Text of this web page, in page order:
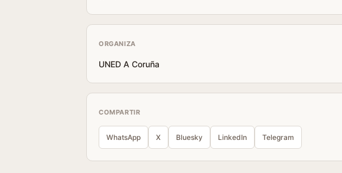
ORGANIZA
UNED A Coruña
COMPARTIR
WhatsApp X Bluesky LinkedIn Telegram